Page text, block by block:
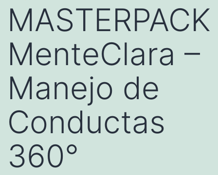
MASTERPACK
MenteClara –
Manejo de
Conductas
360°